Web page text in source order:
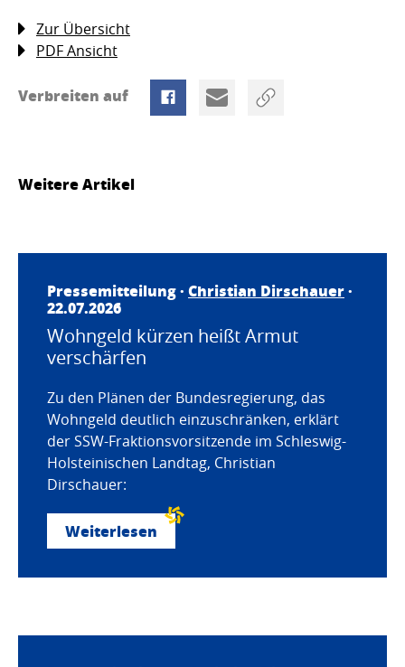
Zur Übersicht
PDF Ansicht
Verbreiten auf
Weitere Artikel
Pressemitteilung · Christian Dirschauer·
22.07.2026
Wohngeld kürzen heißt Armut
verschärfen
Zu den Plänen der Bundesregierung, das
Wohngeld deutlich einzuschränken, erklärt
der SSW-Fraktionsvorsitzende im Schleswig-
Holsteinischen Landtag, Christian
Dirschauer:
Weiterlesen